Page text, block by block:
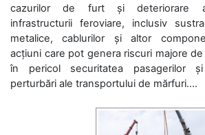
cazurilor de furt și deteriorare a
infrastructurii feroviare, inclusiv
metalice, cablurilor și altor
acțiuni care pot genera riscuri majore
în pericol securitatea pasagerilor
perturbări ale transportului de mărfuri....